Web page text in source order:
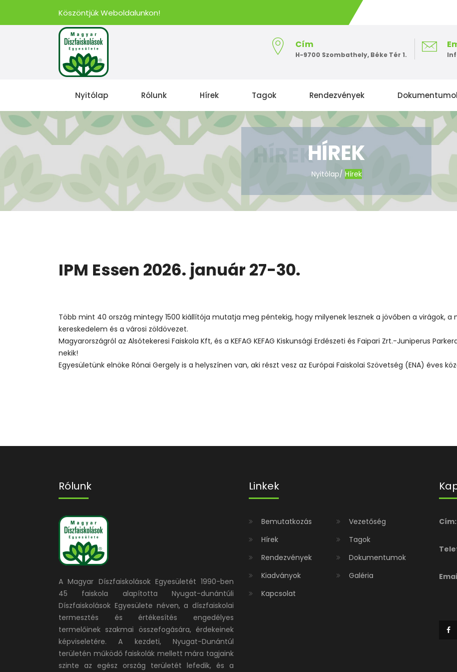
Köszöntjük Weboldalunkon!
Cím
H-9700 Szombathely, Béke Tér 1.
Nyitólap Rólunk Hírek Tagok Rendezvények
HÍREK
Nyitólap/ Hírek
IPM Essen 2026. január 27-30.
Több mint 40 ország mintegy 1500 kiállítója mutatja meg péntekig, hogy milyenek lesznek a jövőben a virágok, a
kereskedelem és a városi zöldövezet.
Magyarországról az Alsótekeresi Faiskola Kft, és a KEFAG KEFAG Kiskunsági Erdészeti és Faipari Zrt.-Juniperus
nekik!
Egyesületünk elnöke Rónai Gergely is a helyszínen van, aki részt vesz az Európai Faiskolai Szövetség (ENA) éves
Rólunk
A Magyar Díszfaiskolások Egyesületét 1990-ben
45 faiskola alapította Nyugat-dunántúli
Díszfaiskolások Egyesülete néven, a díszfaiskolai
termesztés és értékesítés engedélyes
termelőinek szakmai összefogására, érdekeinek
képviseletére. A kezdeti, Nyugat-Dunántúl
területén működő faiskolák mellett mára tagjaink
szinte az egész ország területét lefedik, és a
Linkek
Bemutatkozás
Vezetőség
Hírek
Tagok
Rendezvények
Dokumentumok
Kiadványok
Galéria
Kapcsolat
Cím: